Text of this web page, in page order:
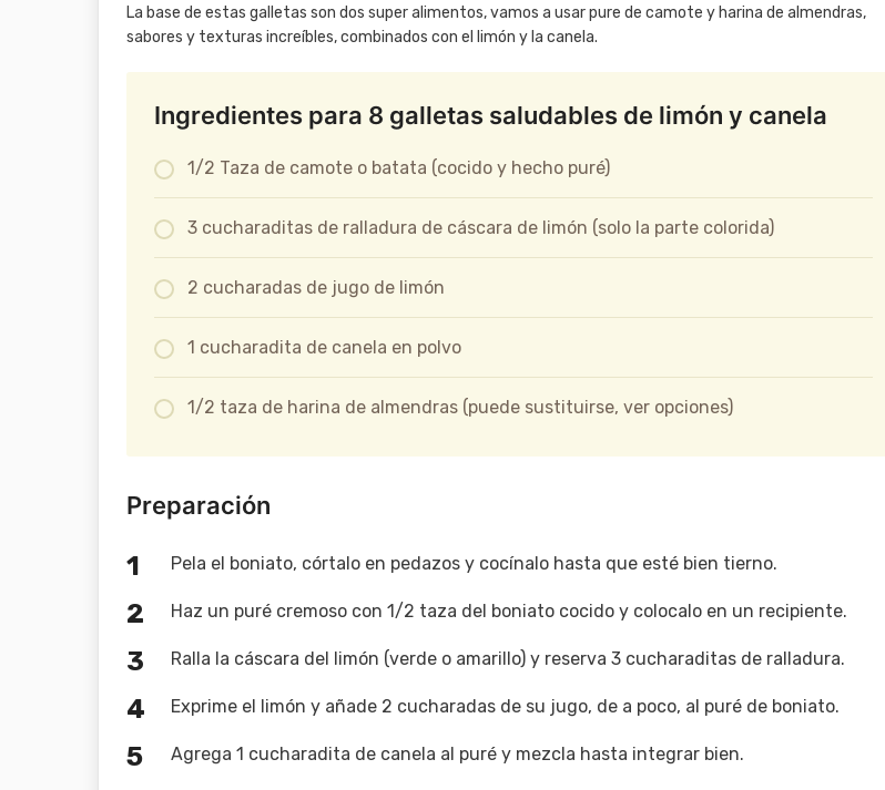
La base de estas galletas son dos super alimentos, vamos a usar pure de camote y harina de almendras,
sabores y texturas increíbles, combinados con el limón y la canela.
Ingredientes para 8 galletas saludables de limón y canela
1/2 Taza de camote o batata (cocido y hecho puré)
3 cucharaditas de ralladura de cáscara de limón (solo la parte colorida)
2 cucharadas de jugo de limón
1 cucharadita de canela en polvo
1/2 taza de harina de almendras (puede sustituirse, ver opciones)
Preparación
Pela el boniato, córtalo en pedazos y cocínalo hasta que esté bien tierno.
Haz un puré cremoso con 1/2 taza del boniato cocido y colocalo en un recipiente.
Ralla la cáscara del limón (verde o amarillo) y reserva 3 cucharaditas de ralladura.
Exprime el limón y añade 2 cucharadas de su jugo, de a poco, al puré de boniato.
Agrega 1 cucharadita de canela al puré y mezcla hasta integrar bien.